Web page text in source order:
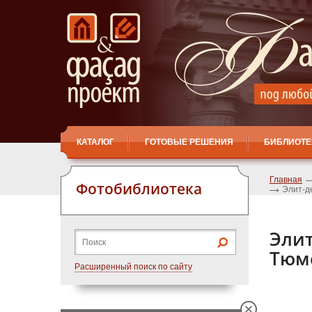
КАТАЛОГ ГОТОВЫЕ РЕШЕНИЯ
Фотобиблиотека
Расширенный поиск по сайту
Главная
Элит-